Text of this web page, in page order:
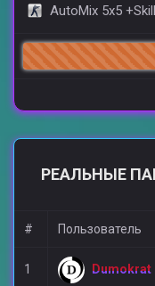
AutoMix 5x5
РЕАЛЬНЫЕ
# Пользователь
1 Dumokrat